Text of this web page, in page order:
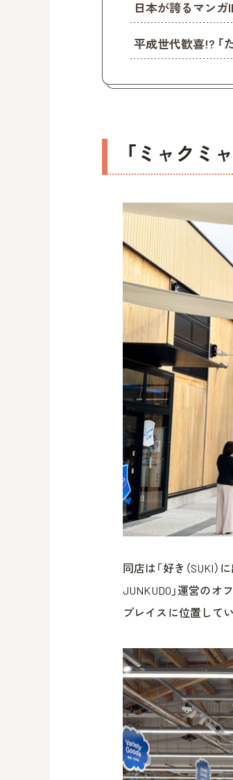
日本が誇るマンガ
平成世代歓喜!? 「
「ミャクミ
同店は「好き（SUKI）
JUNKUDO」運営のオ
プレイスに位置してい